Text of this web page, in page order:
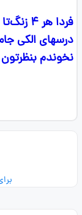
درسهای الکی
نخوندم